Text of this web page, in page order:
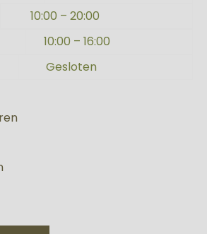
10:00 – 20:00
10:00 – 16:00
Gesloten